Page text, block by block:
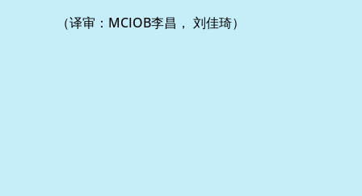
（译审：MCIOB李昌， 刘佳琦）